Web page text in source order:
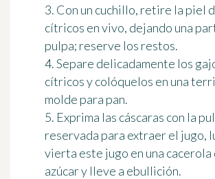
3. Con un cuchillo, retire la piel
cítricos en vivo, dejando una
pulpa; reserve los restos.
4. Separe delicadamente los
cítricos y colóquelos en una
molde para pan.
5. Exprima las cáscaras con la
reservada para extraer el jugo,
vierta este jugo en una cacerola
azúcar y lleve a ebullición.